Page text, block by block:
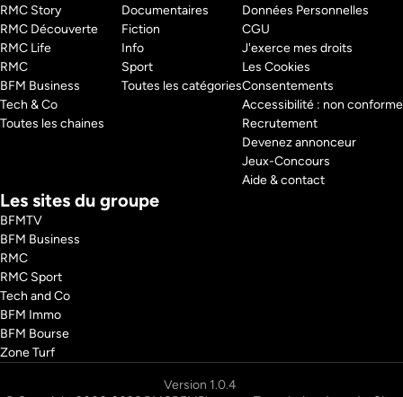
RMC Story
RMC Découverte
RMC Life
RMC
BFM Business
Tech & Co
Toutes les chaines
Documentaires
Fiction
Info
Sport
Toutes les catégories
Données Personnelles
CGU
J'exerce mes droits
Les Cookies
Consentements
Accessibilité : non conforme
Recrutement
Devenez annonceur
Jeux-Concours
Aide & contact
Les sites du groupe
BFMTV
BFM Business
RMC
RMC Sport
Tech and Co
BFM Immo
BFM Bourse
Zone Turf